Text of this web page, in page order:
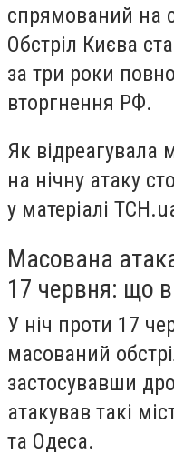
спрямований на
Обстріл Києва
за три роки
вторгнення РФ.
Як відреагувала
на нічну атаку
у матеріалі
Масована
17 червня: що
У ніч проти 17
масований
застосувавши
атакував такі
та Одеса.